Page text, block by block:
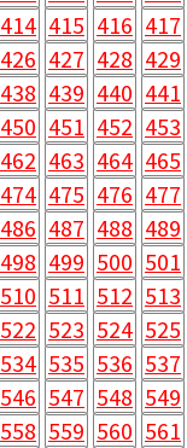
414 415 416 417
426 427 428 429
438 439 440 441
450 451 452 453
462 463 464 465
474 475 476 477
486 487 488 489
498 499 500 501
510 511 512 513
522 523 524 525
534 535 536 537
546 547 548 549
558 559 560 561